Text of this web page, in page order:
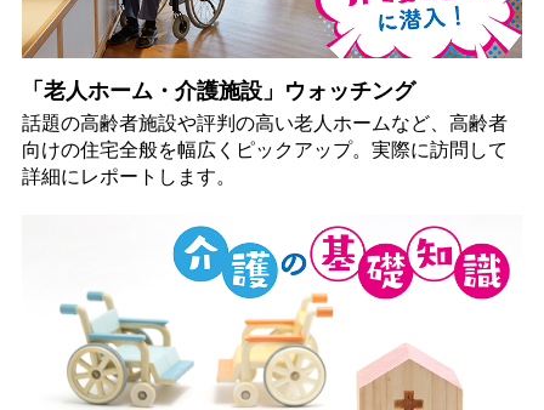
「老人ホーム・介護施設」ウォッチング
話題の高齢者施設や評判の高い老人ホームなど、高齢者
向けの住宅全般を幅広くピックアップ。実際に訪問して
詳細にレポートします。